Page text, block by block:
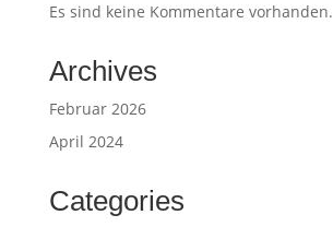
Es sind keine Kommentare vorhanden.
Archives
Februar 2026
April 2024
Categories